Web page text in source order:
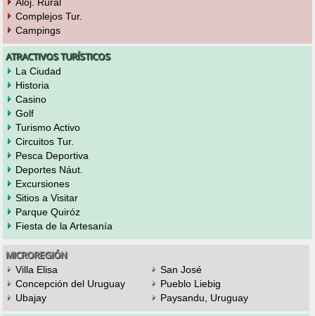
Complejos Tur.
Campings
ATRACTIVOS TURÍSTICOS
La Ciudad
Historia
Casino
Golf
Turismo Activo
Circuitos Tur.
Pesca Deportiva
Deportes Náut.
Excursiones
Sitios a Visitar
Parque Quiróz
Fiesta de la Artesanía
MICROREGIÓN
Villa Elisa
San José
Concepción del Uruguay
Pueblo Liebig
Ubajay
Paysandu, Uruguay